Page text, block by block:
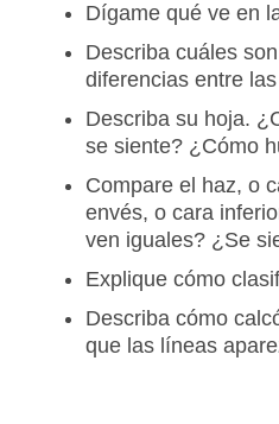
Dígame qué ve en
Describa cuáles
diferencias entre
Describa su hoja.
se siente? ¿Cómo
Compare el haz, o
envés, o cara
ven iguales? ¿Se
Explique cómo
Describa cómo
que las líneas